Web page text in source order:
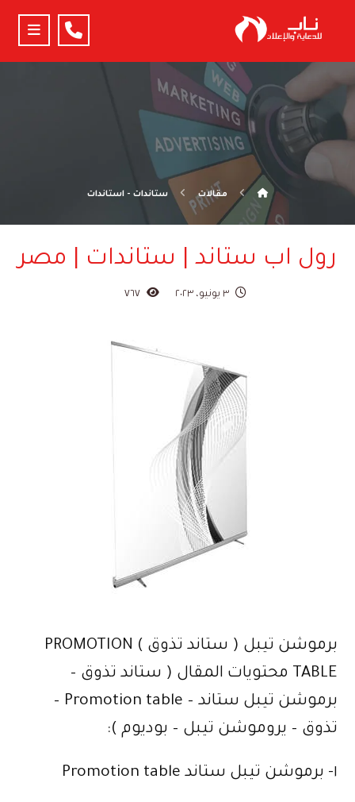
مقالات ستاندات - استاندات
رول اب ستاند | ستاندات | مصر
٣ يونيو، ٢٠٢٣ ٧٦٧
برموشن تيبل ( ستاند تذوق ) PROMOTION
TABLE محتويات المقال ( ستاند تذوق –
برموشن تيبل ستاند – Promotion table –
تذوق – يروموشن تيبل – بوديوم ):
١- برموشن تيبل ستاند Promotion table